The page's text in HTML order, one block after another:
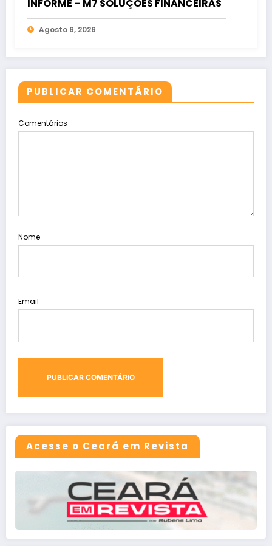
INFORME – M7 SOLUÇÕES FINANCEIRAS
Agosto 6, 2026
PUBLICAR COMENTÁRIO
Comentários
Nome
Email
Acesse o Ceará em Revista